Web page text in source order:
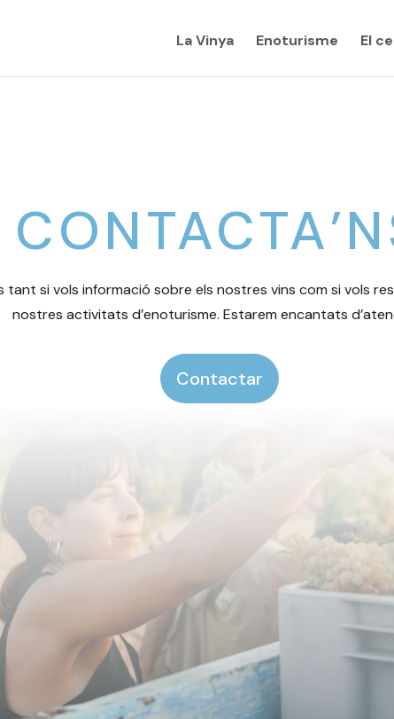
La Vinya Enoturisme El
tant si vols informació sobre els nostres vins com si vols
nostres activitats d’enoturisme. Estarem encantats
Contactar